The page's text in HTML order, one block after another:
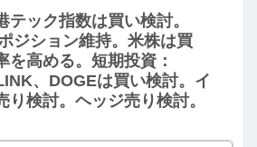
テック指数は買い検討。
ジション維持。米株は買
を高める。短期投資：
、DOGEは買い検討。イ
り検討。ヘッジ売り検討。